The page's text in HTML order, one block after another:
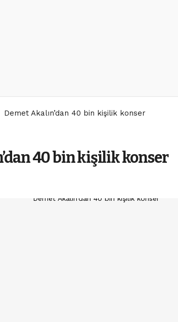
Demet Akalın’dan 40 bin kişilik konser
40 bin kişilik konser